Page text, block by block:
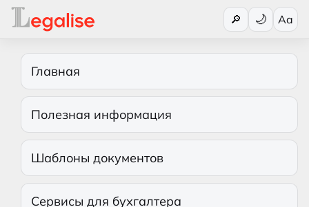
🔎 Aa
Главная
Полезная информация
Шаблоны документов
Сервисы для бухгалтера